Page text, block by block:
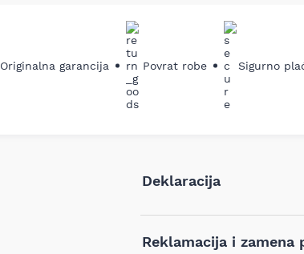
Originalna garancija Povrat robe Sigurno
Deklaracija
Reklamacija i zamena